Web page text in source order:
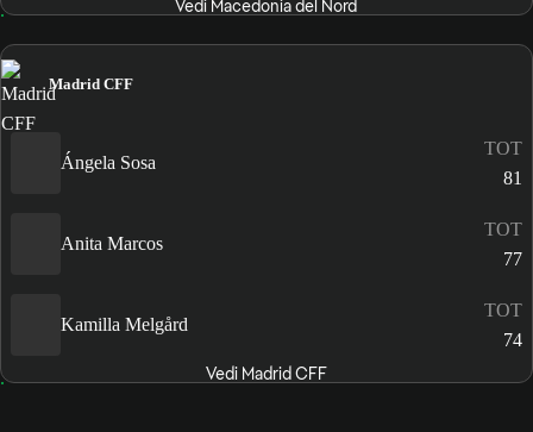
Vedi Macedonia del Nord
Madrid CFF
Ángela Sosa
TOT
81
Anita Marcos
TOT
77
Kamilla Melgård
TOT
74
Vedi Madrid CFF